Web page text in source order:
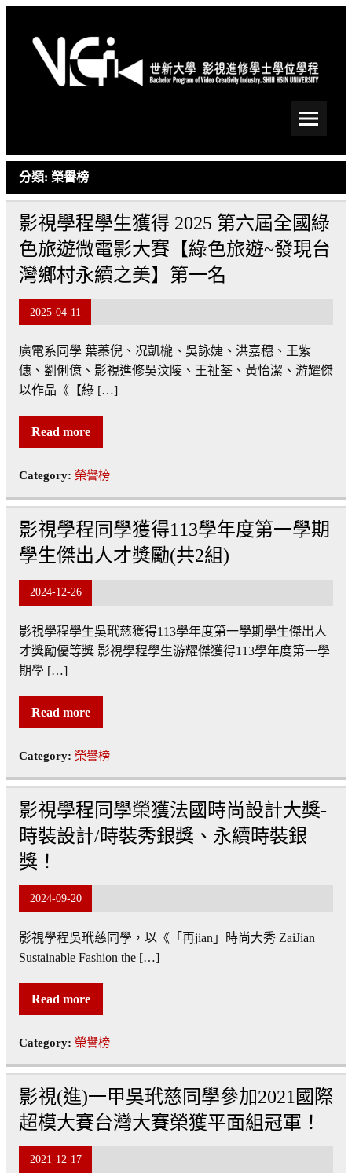
Skip
世新大學影視進修學士學
分類: 榮譽榜
影視學程學生獲得 2025 第六屆全國綠
色旅遊微電影大賽【綠色旅遊~發現台
灣鄉村永續之美】第一名
2025-04-11
廣電系同學 葉蓁倪、况凱櫳、吳詠婕、洪嘉穗、王紫
僡、劉俐億、影視進修吳汶陵、王祉荃、黃怡潔、游耀傑
以作品《【綠 […]
Read more
Category: 榮譽榜
影視學程同學獲得113學年度第一學期
學生傑出人才獎勵(共2組)
2024-12-26
影視學程學生吳玳慈獲得113學年度第一學期學生傑出人
才獎勵優等獎 影視學程學生游耀傑獲得113學年度第一學
期學 […]
Read more
Category: 榮譽榜
影視學程同學榮獲法國時尚設計大獎-
時裝設計/時裝秀銀獎、永續時裝銀
獎！
2024-09-20
影視學程吳玳慈同學，以《「再jian」時尚大秀 ZaiJian
Sustainable Fashion the […]
Read more
Category: 榮譽榜
影視(進)一甲吳玳慈同學參加2021國際
超模大賽台灣大賽榮獲平面組冠軍！
2021-12-17